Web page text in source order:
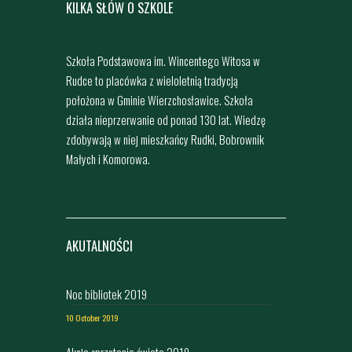
KILKA SŁÓW O SZKOLE
Szkoła Podstawowa im. Wincentego Witosa w
Rudce to placówka z wieloletnią tradycją
położona w Gminie Wierzchosławice. Szkoła
działa nieprzerwanie od ponad 130 lat. Wiedzę
zdobywają w niej mieszkańcy Rudki, Bobrownik
Małych i Komorowa.
AKUTALNOŚCI
Noc bibliotek 2019
10 October 2019